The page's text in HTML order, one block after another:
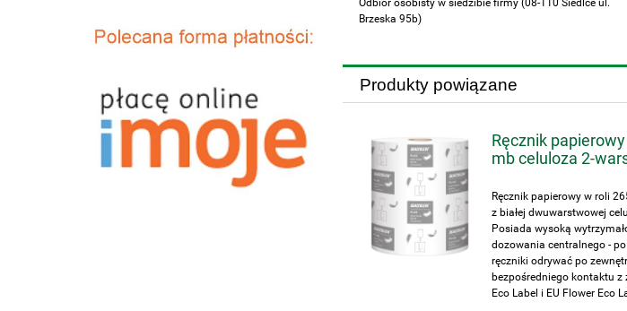
Odbiór osobisty w siedzibie firmy (08-110 Siedlce ul.
Brzeska 95b)
Produkty powiązane
Ręcznik
mb celuloza 2-
Ręcznik papierowy w roli
z białej dwuwarstwowej
Posiada wysoką
dozowania centralnego -
ręczniki odrywać po
bezpośredniego kontaktu
Eco Label i EU Flower Eco